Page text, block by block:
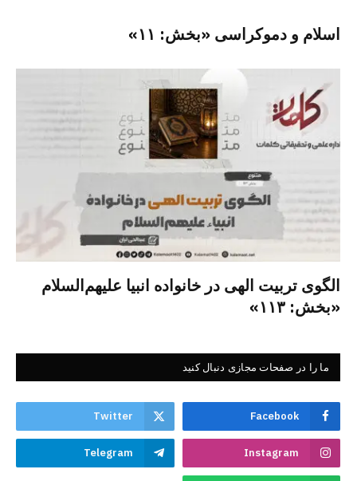
اسلام و دموکراسی «بخش: ۱۱»
الگوی تربیت الهی در خانواده انبیا‌‌ علیهم‌السلام
«بخش: ۱۱۳»
ما را در صفحات مجازی دنبال کنید
Facebook
Twitter
Instagram
Telegram